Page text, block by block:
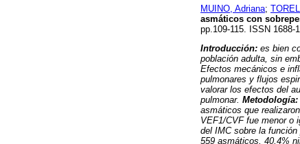
MUINO, Adriana;
asmáticos con
pp.109-115. ISSN 1688-
Introducción: es bien
población adulta, sin
Efectos mecánicos e
pulmonares y flujos
valorar los efectos del
pulmonar. Metodología:
asmáticos que
VEF1/CVF fue menor o
del IMC sobre la
559 asmáticos, 40,4%